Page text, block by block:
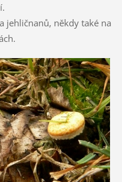
jehličnanů, někdy také na